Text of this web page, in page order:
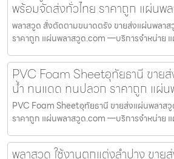
พร้อมจัดส่งทั่วไทย ราคาถูก แผ่นพ
พลาสวูด สั่งตัดตามขนาดตรัง ขายส่งแผ่นพลา
ราคาถูก แผ่นพลาสวูด.com —บริการจำหน่าย
PVC Foam Sheetอุทัยธานี ขาย
น้ำ ทนแดด ทนปลวก ราคาถูก แผ่
PVC Foam Sheetอุทัยธานี ขายส่งแผ่นพลา
ราคาถูก แผ่นพลาสวูด.com —บริการจำหน่าย
พลาสวูด ใช้งานตกแต่งลำปาง ขาย